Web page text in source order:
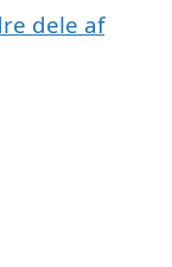
dele af